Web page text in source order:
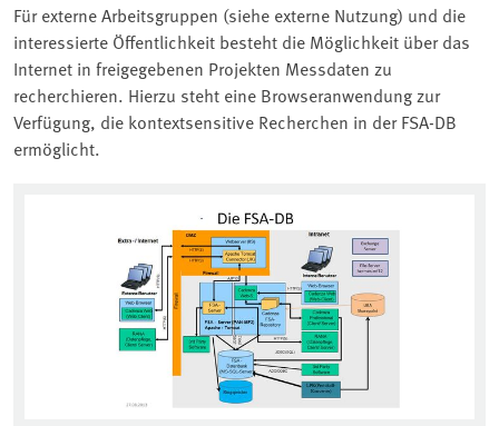
Für externe Arbeitsgruppen (siehe externe Nutzung) und die
interessierte Öffentlichkeit besteht die Möglichkeit über das
Internet in freigegebenen Projekten Messdaten zu
recherchieren. Hierzu steht eine Browseranwendung zur
Verfügung, die kontextsensitive Recherchen in der FSA-DB
ermöglicht.